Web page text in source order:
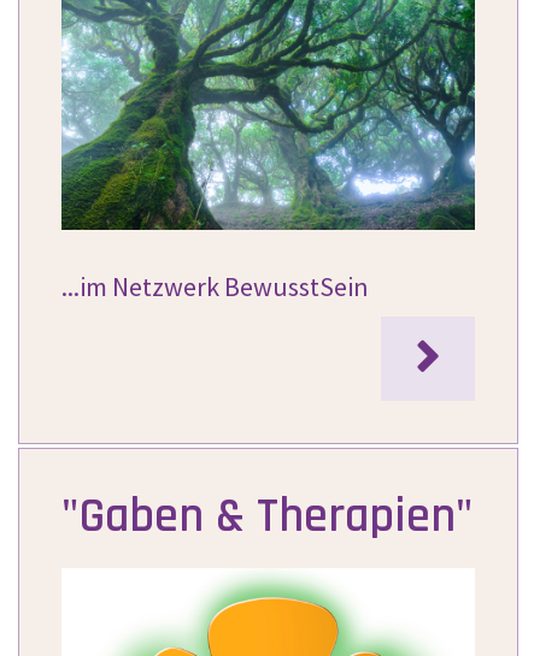
...im Netzwerk BewusstSein

"Gaben & Therapien"